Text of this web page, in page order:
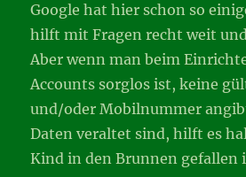
Google hat hier schon so
hilft mit Fragen recht weit
Aber wenn man beim
Accounts sorglos ist, keine
und/oder Mobilnummer
Daten veraltet sind, hilft es
Kind in den Brunnen gefallen